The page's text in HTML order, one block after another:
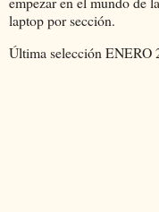
laptop por sección.
Última selección ENERO